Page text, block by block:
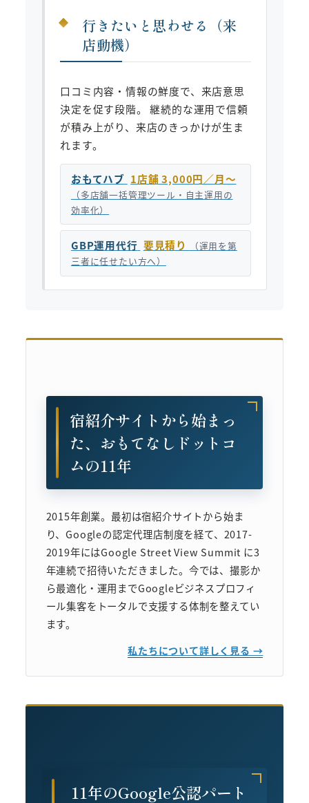
行きたいと思わせる（来
店動機）
口コミ内容・情報の鮮度で、来店意思
決定を促す段階。 継続的な運用で信頼
が積み上がり、来店のきっかけが生ま
れます。
おもてハブ 1店舗 3,000円／月〜
（多店舗一括管理ツール・自主運用の
効率化）
GBP運用代行 要見積り
（運用を第
三者に任せたい方へ）
宿紹介サイトから始まっ
た、おもてなしドットコ
ムの11年
2015年創業。最初は宿紹介サイトから始ま
り、Googleの認定代理店制度を経て、2017-
2019年にはGoogle Street View Summit に3
年連続で招待いただきました。今では、撮影か
ら最適化・運用までGoogleビジネスプロフィ
ール集客をトータルで支援する体制を整えてい
ます。
私たちについて詳しく見る →
11年のGoogle公認パート